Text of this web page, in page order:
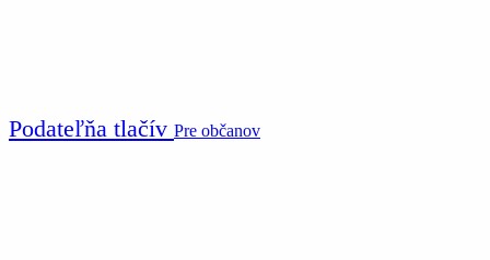
Podateľňa tlačív Pre občanov